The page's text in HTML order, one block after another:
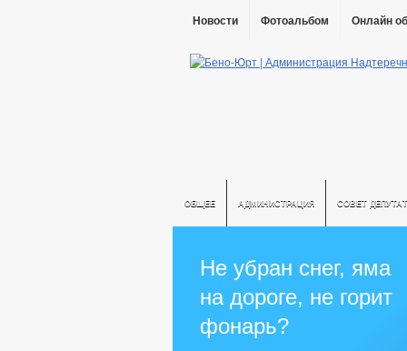
Новости Фотоальбом Онлайн
ОБЩЕЕ АДМИНИСТРАЦИЯ СОВЕТ
Не убран снег, яма
на дороге, не горит
фонарь?